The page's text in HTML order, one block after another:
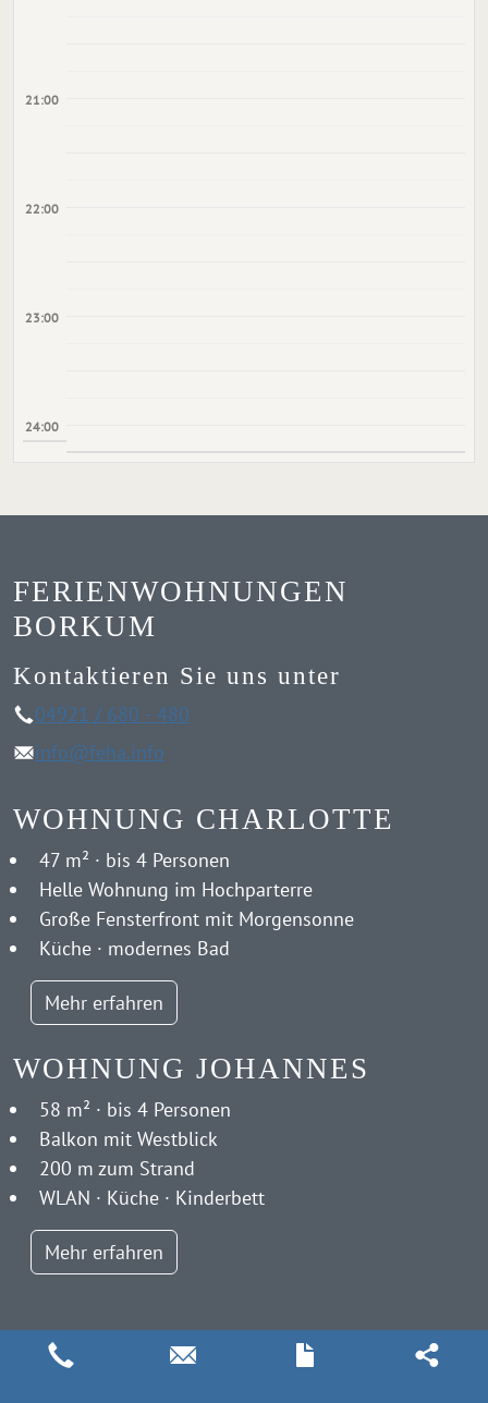
21:00
22:00
23:00
24:00
FERIENWOHNUNGEN
BORKUM
Kontaktieren Sie uns unter
04921 / 680 - 480
info@feha.info
WOHNUNG CHARLOTTE
47 m² · bis 4 Personen
Helle Wohnung im Hochparterre
Große Fensterfront mit Morgensonne
Küche · modernes Bad
Mehr erfahren
WOHNUNG JOHANNES
58 m² · bis 4 Personen
Balkon mit Westblick
200 m zum Strand
WLAN · Küche · Kinderbett
Mehr erfahren